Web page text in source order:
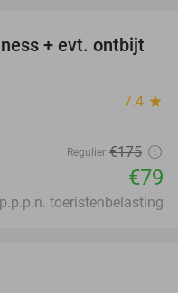
55%
+ evt. ontbijt
7.4 star
Regulier €175
€79
toeristenbelasting